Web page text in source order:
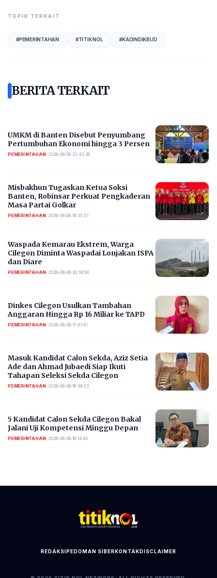
TOPIK TERKAIT
#PEMERINTAHAN #TITIK NOL #KADINDIKBUD
BERITA TERKAIT
UMKM di Banten Disebut Penyumbang
Pertumbuhan Ekonomi hingga 3 Persen
PEMERINTAHAN• 2026-08-08 22:42:38
Misbakhun Tugaskan Ketua Soksi
Banten, Robinsar Perkuat Pengkaderan
Masa Partai Golkar
PEMERINTAHAN• 2026-08-08 19:35:51
Waspada Kemarau Ekstrem, Warga
Cilegon Diminta Waspadai Lonjakan ISPA
dan Diare
PEMERINTAHAN• 2026-08-06 20:19:56
Dinkes Cilegon Usulkan Tambahan
Anggaran Hingga Rp 16 Miliar ke TAPD
PEMERINTAHAN• 2026-08-06 17:47:41
Masuk Kandidat Calon Sekda, Aziz Setia
Ade dan Ahmad Jubaedi Siap Ikuti
Tahapan Seleksi Sekda Cilegon
PEMERINTAHAN• 2026-08-06 16:39:53
5 Kandidat Calon Sekda Cilegon Bakal
Jalani Uji Kompetensi Minggu Depan
PEMERINTAHAN• 2026-08-06 16:14:45
REDAKSIPEDOMAN SIBERKONTAKDISCLAIMER